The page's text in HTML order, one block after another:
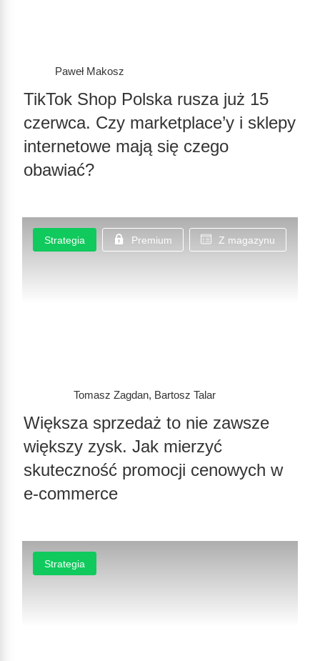
Paweł Makosz
TikTok Shop Polska rusza już 15
czerwca. Czy marketplace’y i sklepy
internetowe mają się czego
obawiać?
Strategia Premium Z magazynu
Tomasz Zagdan, Bartosz Talar
Większa sprzedaż to nie zawsze
większy zysk. Jak mierzyć
skuteczność promocji cenowych w
e-commerce
Strategia